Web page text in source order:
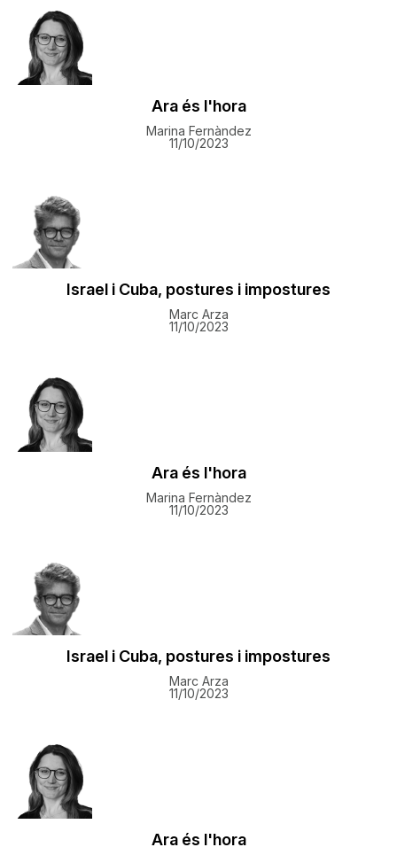
Ara és l'hora
Marina Fernàndez
11/10/2023
Israel i Cuba, postures i impostures
Marc Arza
11/10/2023
Ara és l'hora
Marina Fernàndez
11/10/2023
Israel i Cuba, postures i impostures
Marc Arza
11/10/2023
Ara és l'hora